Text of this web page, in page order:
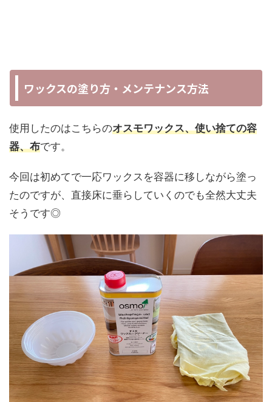
ワックスの塗り方・メンテナンス方法
使用したのはこちらのオスモワックス、使い捨ての容
器、布です。
今回は初めてで一応ワックスを容器に移しながら塗っ
たのですが、直接床に垂らしていくのでも全然大丈夫
そうです◎